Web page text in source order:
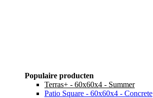
Populaire producten
Terras+ - 60x60x4 - Summer
Patio Square - 60x60x4 - Concrete